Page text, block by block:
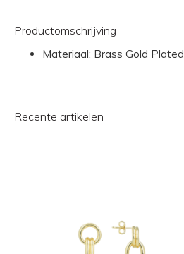
Productomschrijving
Materiaal: Brass Gold Plated
Recente artikelen